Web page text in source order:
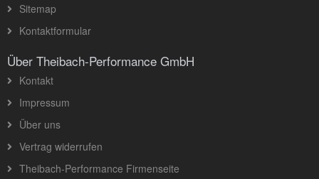
Sitemap
Kontaktformular
Über Theibach-Performance GmbH
Kontakt
Impressum
Über uns
Vertrag widerrufen
Theibach-Performance Firmenseite